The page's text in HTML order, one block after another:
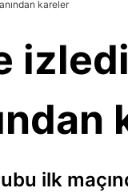
kareler
ilk